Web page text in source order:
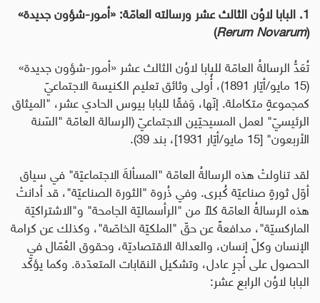
1. البابا لاوُن الثالث عشر ورسالته العامّة :«أمور-شؤون جديدة»
(
Rerum Novarum
)
تُعَدُّ الرسالةُ العامّة للبابا لاوُن الثالث عشر «أمور-شؤون جديدة»
(15 مايو/أيّار 1891)، أُولى وثائق تعليم الكنيسة الاجتماعيّ
كمجموعةٍ متكاملة. إنّها، وَفقًا للبابا بيوس الحادي عشر، "الميثاق
الرئيسيّ" لعمل المسيحيّين الاجتماعيّ (الرسالة العامّة "السّنة
الأربعون" [15 مايو/أيّار 1931]، بند 39).
لقد تناولتْ هذه الرسالةُ العامّة "المسألةَ الاجتماعيّة" في سياق
أوّل ثورةٍ صناعيّة كُبرى. وفي ذُروة "الثورة الصناعيّة"، قد أدانتْ
هذه الرسالةُ العامّة كلًا من "الرأسماليّة الجامحة" و"الاشتراكيّة
الماركسيّة"، مدافعةً عن حقّ "الملكيّة الخاصّة"، وكذلك عنكرامة
الإنسان وكلّ إنسان، والعدالة الاقتصاديّة، وحقوق العُمّال في
الحصول على أجرٍ عادل، وتشكيل النقابات المتعدّدة. وكما يؤكّد
البابا لاوُن الرابع عشر: